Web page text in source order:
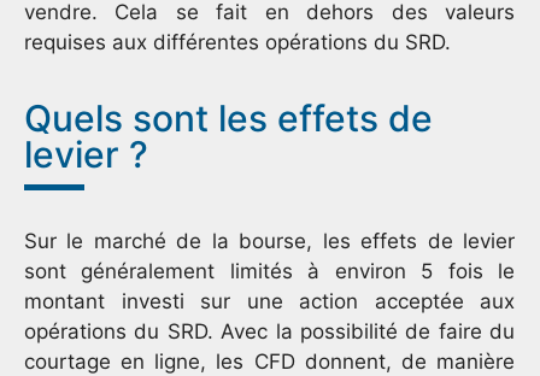
vendre. Cela se fait en dehors des valeurs
requises aux différentes opérations du SRD.
Quels sont les effets de
levier ?
Sur le marché de la bourse, les effets de levier
sont généralement limités à environ 5 fois le
montant investi sur une action acceptée aux
opérations du SRD. Avec la possibilité de faire du
courtage en ligne, les CFD donnent, de manière